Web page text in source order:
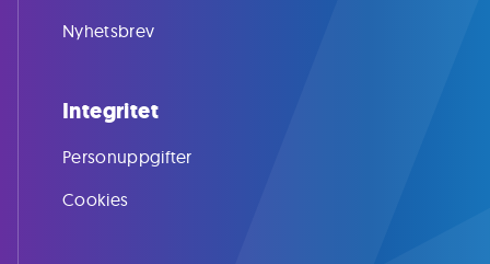
Nyhetsbrev
Integritet
Personuppgifter
Cookies